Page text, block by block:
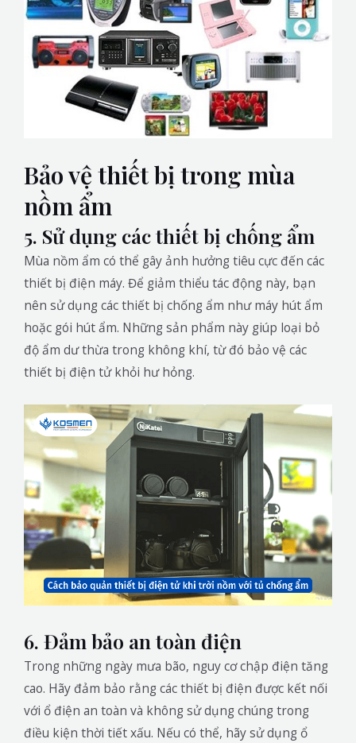
Bảo vệ thiết bị trong mùa
nồm ẩm
5. Sử dụng các thiết bị chống ẩm
Mùa nồm ẩm có thể gây ảnh hưởng tiêu cực đến các
thiết bị điện máy. Để giảm thiểu tác động này, bạn
nên sử dụng các thiết bị chống ẩm như máy hút ẩm
hoặc gói hút ẩm. Những sản phẩm này giúp loại bỏ
độ ẩm dư thừa trong không khí, từ đó bảo vệ các
thiết bị điện tử khỏi hư hỏng.
6. Đảm bảo an toàn điện
Trong những ngày mưa bão, nguy cơ chập điện tăng
cao. Hãy đảm bảo rằng các thiết bị điện được kết nối
với ổ điện an toàn và không sử dụng chúng trong
điều kiện thời tiết xấu. Nếu có thể, hãy sử dụng ổ